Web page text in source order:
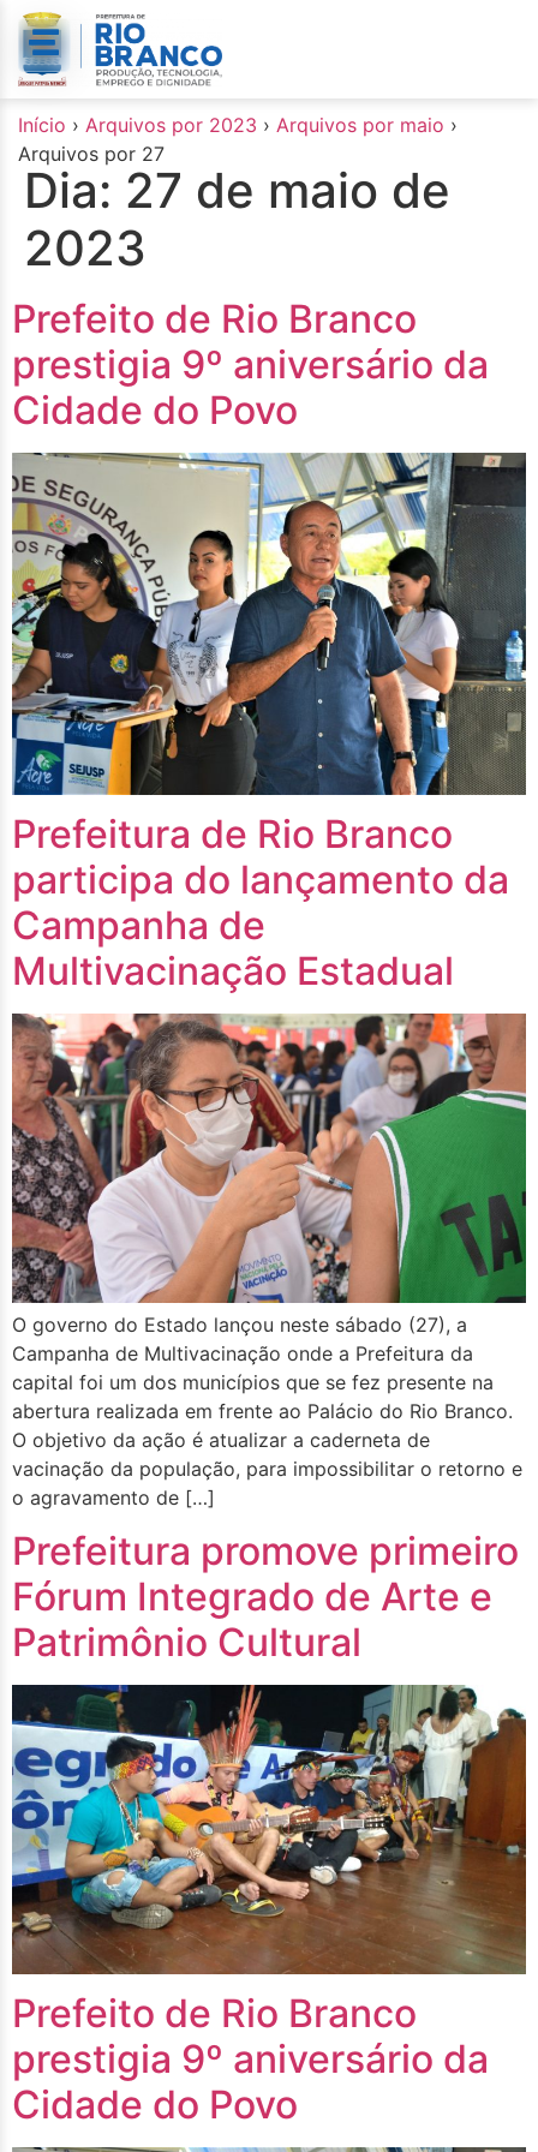
conteúdo
Início › Arquivos por 2023 › Arquivos por maio ›
Arquivos por 27
Dia: 27 de maio de
2023
Prefeito de Rio Branco
prestigia 9º aniversário da
Cidade do Povo
Prefeitura de Rio Branco
participa do lançamento da
Campanha de
Multivacinação Estadual
O governo do Estado lançou neste sábado (27), a
Campanha de Multivacinação onde a Prefeitura da
capital foi um dos municípios que se fez presente na
abertura realizada em frente ao Palácio do Rio Branco.
O objetivo da ação é atualizar a caderneta de
vacinação da população, para impossibilitar o retorno e
o agravamento de […]
Prefeitura promove primeiro
Fórum Integrado de Arte e
Patrimônio Cultural
Prefeito de Rio Branco
prestigia 9º aniversário da
Cidade do Povo